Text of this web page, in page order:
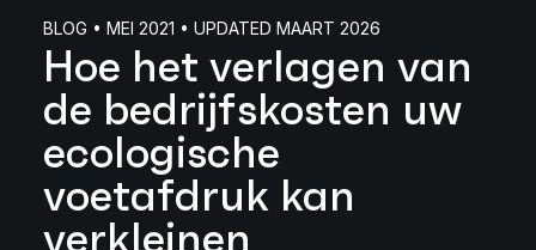
BLOG • MEI 2021 • UPDATED MAART 2026
Hoe het verlagen van
de bedrijfskosten uw
ecologische
voetafdruk kan
verkleinen